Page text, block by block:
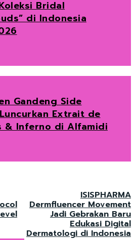
Bridal
di Indonesia
Gandeng Side
Extrait de
& Inferno di Alfamidi
ISISPHARMA
Dermfluencer Movement
Jadi Gebrakan Baru
Edukasi Digital
Dermatologi di Indonesia